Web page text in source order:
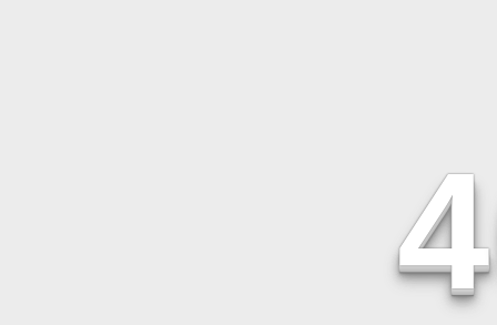
4